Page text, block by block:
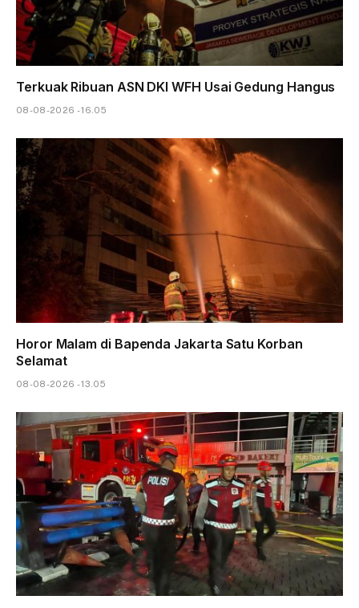
Terkuak Ribuan ASN DKI WFH Usai Gedung Hangus
08-08-2026 - 16.05
Horor Malam di Bapenda Jakarta Satu Korban
Selamat
08-08-2026 - 13.05